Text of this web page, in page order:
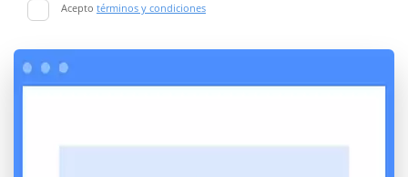
Acepto términos y condiciones